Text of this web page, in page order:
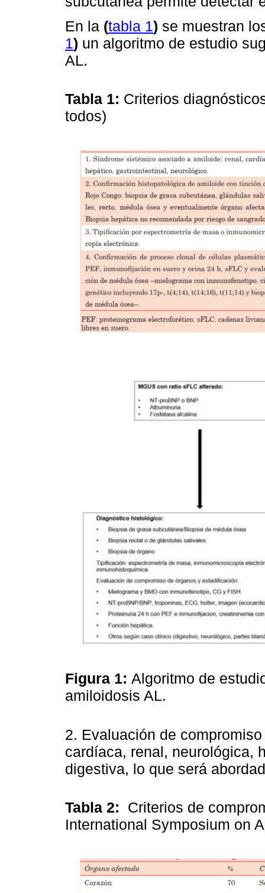
En la (tabla 1) se muestran
1) un algoritmo de estudio
AL.
Tabla 1: Criterios
todos)
Figura 1: Algoritmo de
amiloidosis AL.
2. Evaluación de
cardíaca, renal, neurológica,
digestiva, lo que será
Tabla 2: Criterios de
International Symposium on